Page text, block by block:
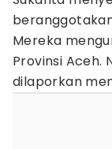
Mereka
Provinsi Aceh.
dilaporkan